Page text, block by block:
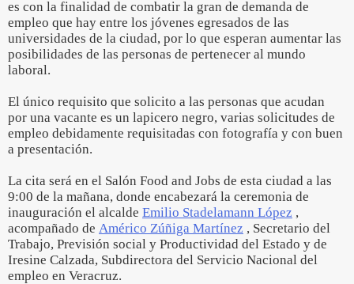
es con la finalidad de combatir la gran de demanda de
empleo que hay entre los jóvenes egresados de las
universidades de la ciudad, por lo que esperan aumentar las
posibilidades de las personas de pertenecer al mundo
laboral.
El único requisito que solicito a las personas que acudan
por una vacante es un lapicero negro, varias solicitudes de
empleo debidamente requisitadas con fotografía y con buen
a presentación.
La cita será en el Salón Food and Jobs de esta ciudad a las
9:00 de la mañana, donde encabezará la ceremonia de
inauguración el alcalde Emilio Stadelamann López ,
acompañado de Américo Zúñiga Martínez , Secretario del
Trabajo, Previsión social y Productividad del Estado y de
Iresine Calzada, Subdirectora del Servicio Nacional del
empleo en Veracruz.